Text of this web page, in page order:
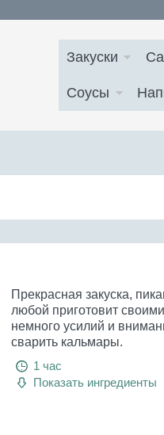
Закуски
Соусы
Прекрасная закуска,
любой приготовит
немного усилий и
сварить кальмары.
1 час
Показать ингредиенты